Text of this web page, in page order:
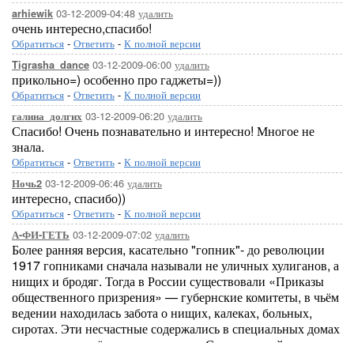
arhiewik 03-12-2009-04:48 удалить
очень интересно,спасибо!
Обратиться - Ответить - К полной версии
Tigrasha_dance 03-12-2009-06:00 удалить
прикольно=) особенно про гаджеты=))
Обратиться - Ответить - К полной версии
галина_долгих 03-12-2009-06:20 удалить
Спасибо! Очень познавательно и интересно! Многое не
знала.
Обратиться - Ответить - К полной версии
Ночь2 03-12-2009-06:46 удалить
интересно, спасибо))
Обратиться - Ответить - К полной версии
А-ФИ-ГЕТЬ 03-12-2009-07:02 удалить
Более ранняя версия, касательно "гопник"- до революции
1917 гопниками сначала называли не уличных хулиганов, а
нищих и бродяг. Тогда в России существовали «Приказы
общественного призрения» — губернские комитеты, в чьём
ведении находилась забота о нищих, калеках, больных,
сиротах. Эти несчастные содержались в специальных домах